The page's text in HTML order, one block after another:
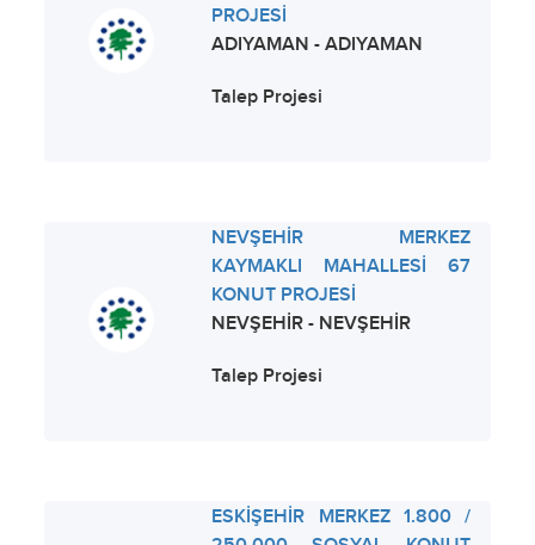
PROJESİ
ADIYAMAN - ADIYAMAN
Talep Projesi
NEVŞEHİR MERKEZ
KAYMAKLI MAHALLESİ 67
KONUT PROJESİ
NEVŞEHİR - NEVŞEHİR
Talep Projesi
ESKİŞEHİR MERKEZ 1.800 /